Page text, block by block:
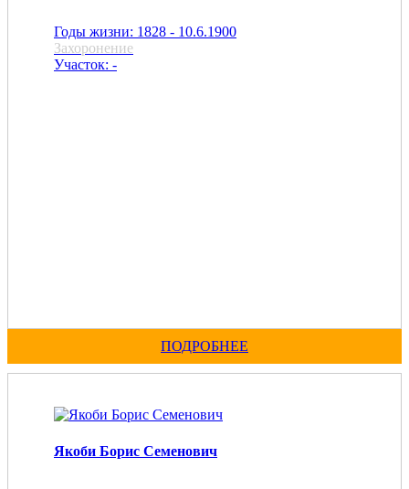
Годы жизни: 1828 - 10.6.1900
Захоронение
Участок: -
ПОДРОБНЕЕ
Якоби Борис Семенович